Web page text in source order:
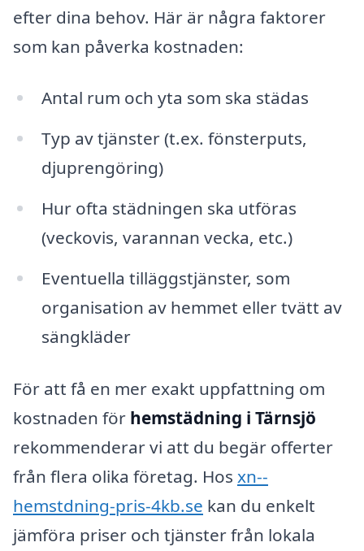
efter dina behov. Här är några faktorer
som kan påverka kostnaden:
Antal rum och yta som ska städas
Typ av tjänster (t.ex. fönsterputs,
djuprengöring)
Hur ofta städningen ska utföras
(veckovis, varannan vecka, etc.)
Eventuella tilläggstjänster, som
organisation av hemmet eller tvätt av
sängkläder
För att få en mer exakt uppfattning om
kostnaden för hemstädning i Tärnsjö
rekommenderar vi att du begär offerter
från flera olika företag. Hos xn--
hemstdning-pris-4kb.se kan du enkelt
jämföra priser och tjänster från lokala